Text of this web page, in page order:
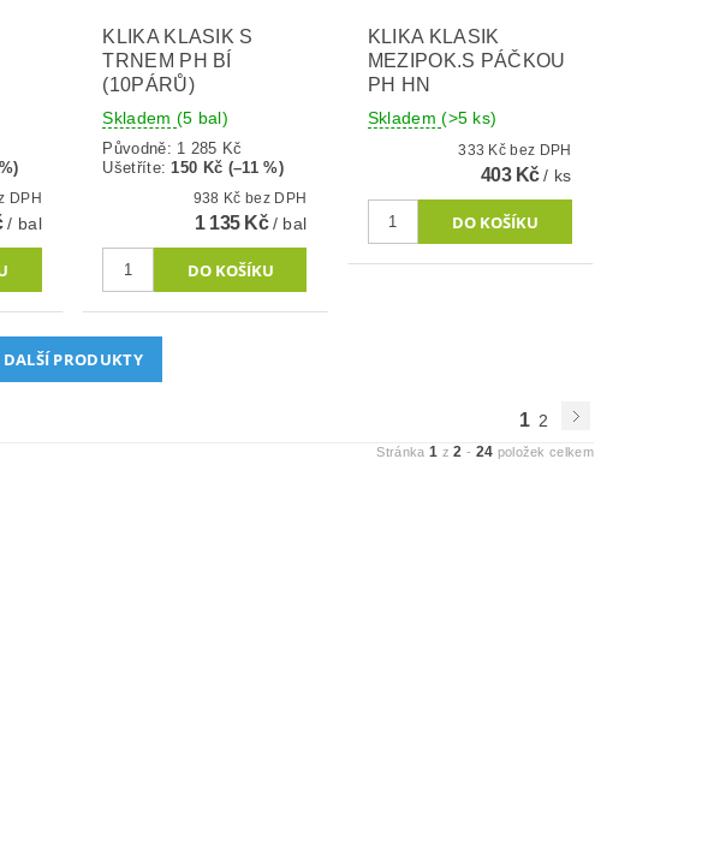
bez DPH
/ bal
KLIKA KLASIK S
TRNEM PH BÍ
(10PÁRŮ)
Skladem (5 bal)
Původně: 1 285 Kč
Ušetříte: 150 Kč (–11 %)
938 Kč bez DPH
1 135 Kč/ bal
KLIKA KLASIK
MEZIPOK.S PÁČKOU
PH HN
Skladem(>5 ks)
333 Kč bez DPH
403 Kč/ ks
DALŠÍ PRODUKTY
1 2
Stránka1 z2 - 24 položek celkem